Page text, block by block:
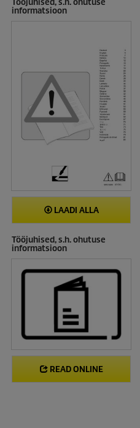
Tööjuhised, s.h. ohutuse
informatsioon
LAADI ALLA
Tööjuhised, s.h. ohutuse
informatsioon
READ ONLINE